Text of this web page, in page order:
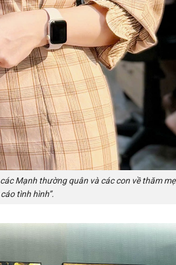
Mạnh thường quân và các con về thăm mẹ
tình hình”.